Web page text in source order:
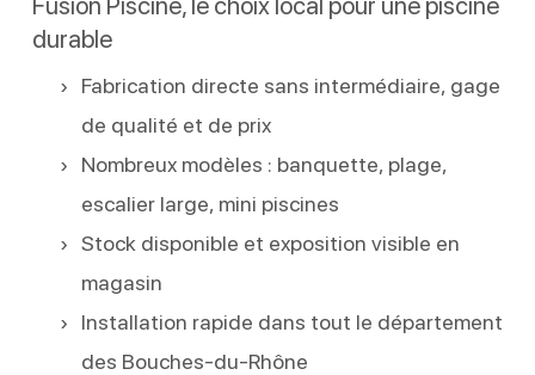
durable
Fabrication directe sans intermédiaire, gage
de qualité et de prix
Nombreux modèles : banquette, plage,
escalier large, mini piscines
Stock disponible et exposition visible en
magasin
Installation rapide dans tout le département
des Bouches-du-Rhône